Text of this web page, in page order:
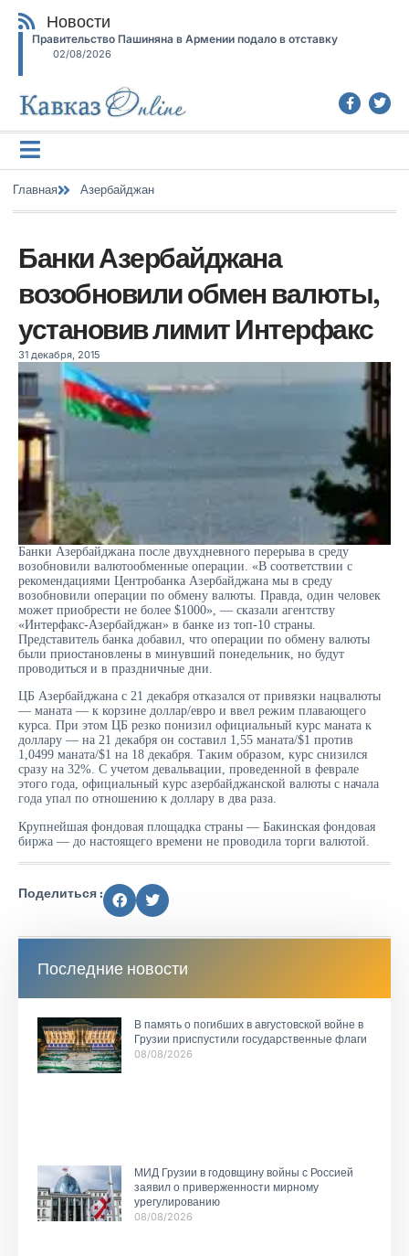
Новости
Правительство Пашиняна в Армении подало в отставку
02/08/2026
Главная Азербайджан
Банки Азербайджана
возобновили обмен валюты,
установив лимит Интерфакс
31 декабря, 2015
Банки Азербайджана после двухдневного перерыва в среду
возобновили валютообменные операции. «В соответствии с
рекомендациями Центробанка Азербайджана мы в среду
возобновили операции по обмену валюты. Правда, один человек
может приобрести не более $1000», — сказали агентству
«Интерфакс-Азербайджан» в банке из топ-10 страны.
Представитель банка добавил, что операции по обмену валюты
были приостановлены в минувший понедельник, но будут
проводиться и в праздничные дни.
ЦБ Азербайджана с 21 декабря отказался от привязки нацвалюты
— маната — к корзине доллар/евро и ввел режим плавающего
курса. При этом ЦБ резко понизил официальный курс маната к
доллару — на 21 декабря он составил 1,55 маната/$1 против
1,0499 маната/$1 на 18 декабря. Таким образом, курс снизился
сразу на 32%. С учетом девальвации, проведенной в феврале
этого года, официальный курс азербайджанской валюты с начала
года упал по отношению к доллару в два раза.
Крупнейшая фондовая площадка страны — Бакинская фондовая
биржа — до настоящего времени не проводила торги валютой.
Поделиться :
Последние новости
В память о погибших в августовской войне в
Грузии приспустили государственные флаги
08/08/2026
МИД Грузии в годовщину войны с Россией
заявил о приверженности мирному
урегулированию
08/08/2026